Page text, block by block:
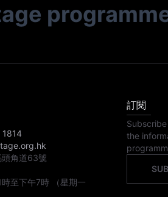
角道63號
時至下午7時
（星期一
訂閱
the